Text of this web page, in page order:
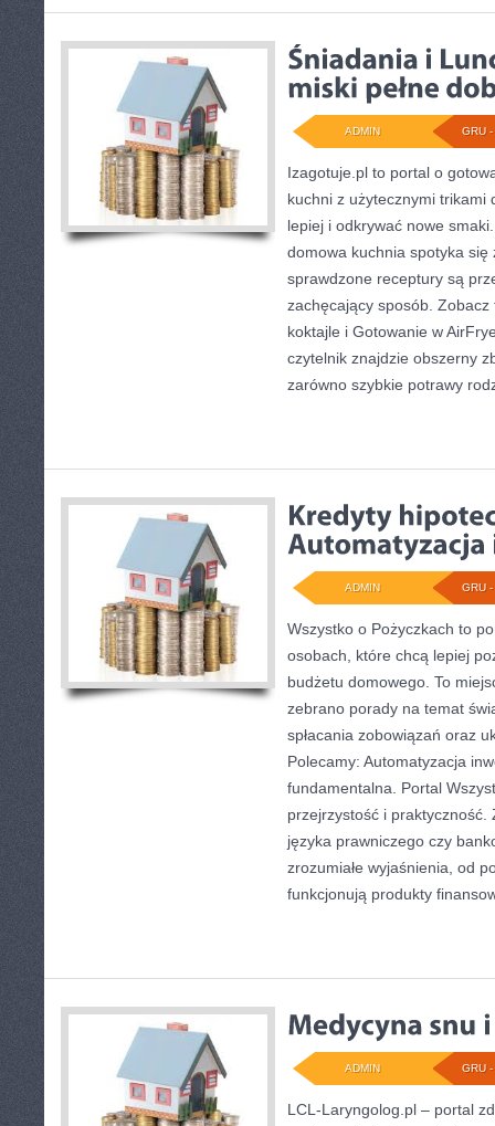
GRU
ADMIN
Izagotuje.pl to portal o
kuchni z użytecznymi trikami
lepiej i odkrywać nowe
domowa kuchnia spotyka
sprawdzone receptury są
zachęcający sposób.
koktajle i Gotowanie w
czytelnik znajdzie obszerny
zarówno szybkie potrawy
GRU
ADMIN
Wszystko o Pożyczkach to
osobach, które chcą lepiej
budżetu domowego. To
zebrano porady na temat
spłacania zobowiązań oraz
Polecamy: Automatyzacja
fundamentalna. Portal
przejrzystość i
języka prawniczego czy
zrozumiałe wyjaśnienia, od
funkcjonują produkty
GRU
ADMIN
LCL-Laryngolog.pl – portal